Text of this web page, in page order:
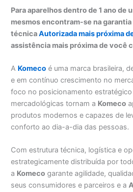
Para aparelhos dentro de 1 ano de
mesmos encontram-se na
técnicaAutorizada mais próxima
assistência mais próxima de você
A Komeco é uma marca brasileira,
e em contínuo crescimento no
foco no posicionamento
mercadológicas tornam a Komeco
produtos modernos e capazes de
conforto ao dia-a-dia das pessoas.
Com estrutura técnica, logística e
estrategicamente distribuída por
a Komeco garante agilidade,
seus consumidores e parceiros e a